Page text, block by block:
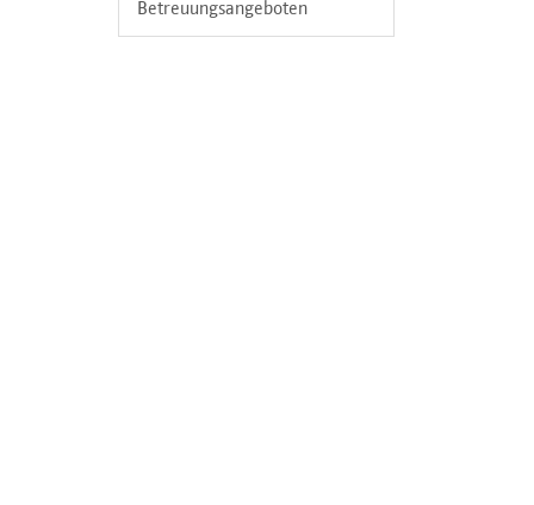
Betreuungsangeboten